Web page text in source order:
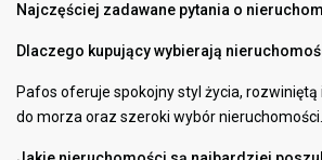
Najczęściej zadawane pytania o
Dlaczego kupujący wybierają
Pafos oferuje spokojny styl życia,
do morza oraz szeroki wybór nieruchomości.